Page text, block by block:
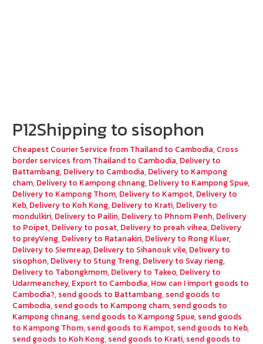
P12Shipping to sisophon
Cheapest Courier Service from Thailand to Cambodia, Cross
border services from Thailand to Cambodia, Delivery to
Battambang, Delivery to Cambodia, Delivery to Kampong
cham, Delivery to Kampong chnang, Delivery to Kampong Spue,
Delivery to Kampong Thom, Delivery to Kampot, Delivery to
Keb, Delivery to Koh Kong, Delivery to Krati, Delivery to
mondulkiri, Delivery to Pailin, Delivery to Phnom Penh, Delivery
to Poipet, Delivery to posat, Delivery to preah vihea, Delivery
to preyVeng, Delivery to Ratanakiri, Delivery to Rong Kluer,
Delivery to Siemreap, Delivery to Sihanouk vile, Delivery to
sisophon, Delivery to Stung Treng, Delivery to Svay rieng,
Delivery to Tabongkmom, Delivery to Takeo, Delivery to
Udarmeanchey, Export to Cambodia, How can I import goods to
Cambodia?, send goods to Battambang, send goods to
Cambodia, send goods to Kampong cham, send goods to
Kampong chnang, send goods to Kampong Spue, send goods
to Kampong Thom, send goods to Kampot, send goods to Keb,
send goods to Koh Kong, send goods to Krati, send goods to